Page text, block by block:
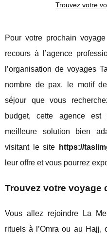
Trouvez votre
Pour votre prochain
recours à l’agence
l’organisation de voyages
nombre de pax, le motif
séjour que vous
budget, cette agence
meilleure solution bien
visitant le site
https://
leur offre et vous pourrez
Trouvez votre voyage
Vous allez rejoindre La
rituels à l’Omra ou au Hajj,